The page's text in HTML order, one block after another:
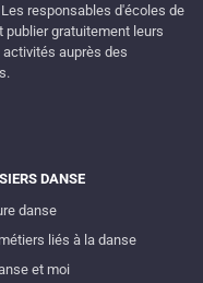
responsables d'écoles de
gratuitement leurs
auprès des
DANSE
danse
liés à la danse
et moi